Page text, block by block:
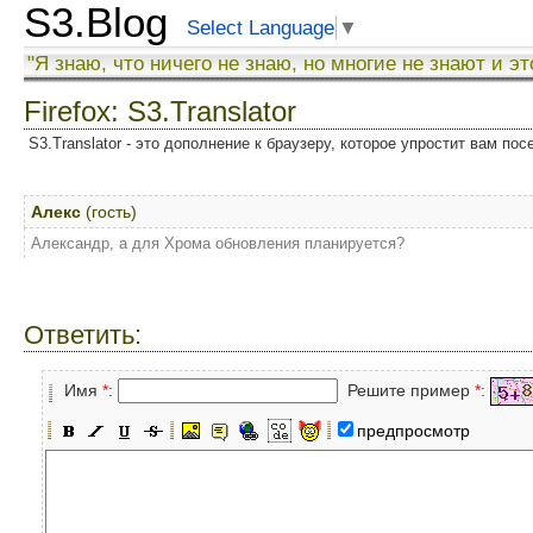
S3.Blog Select Language ▼
"Я знаю, что ничего не знаю, но многие не знают и
Firefox: S3.Translator
S3.Translator - это дополнение к браузеру, которое упростит вам
Алекс (гость)
Александр, а для Хрома обновления планируется?
Ответить:
Имя *: Решите пример *:
предпросмотр